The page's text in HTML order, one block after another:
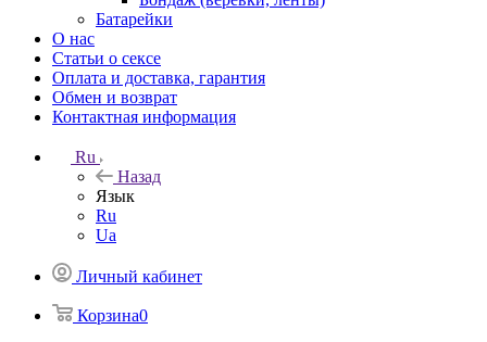
Батарейки
О нас
Статьи о сексе
Оплата и доставка, гарантия
Обмен и возврат
Контактная информация
Ru
Назад
Язык
Ru
Ua
Личный кабинет
Корзина0